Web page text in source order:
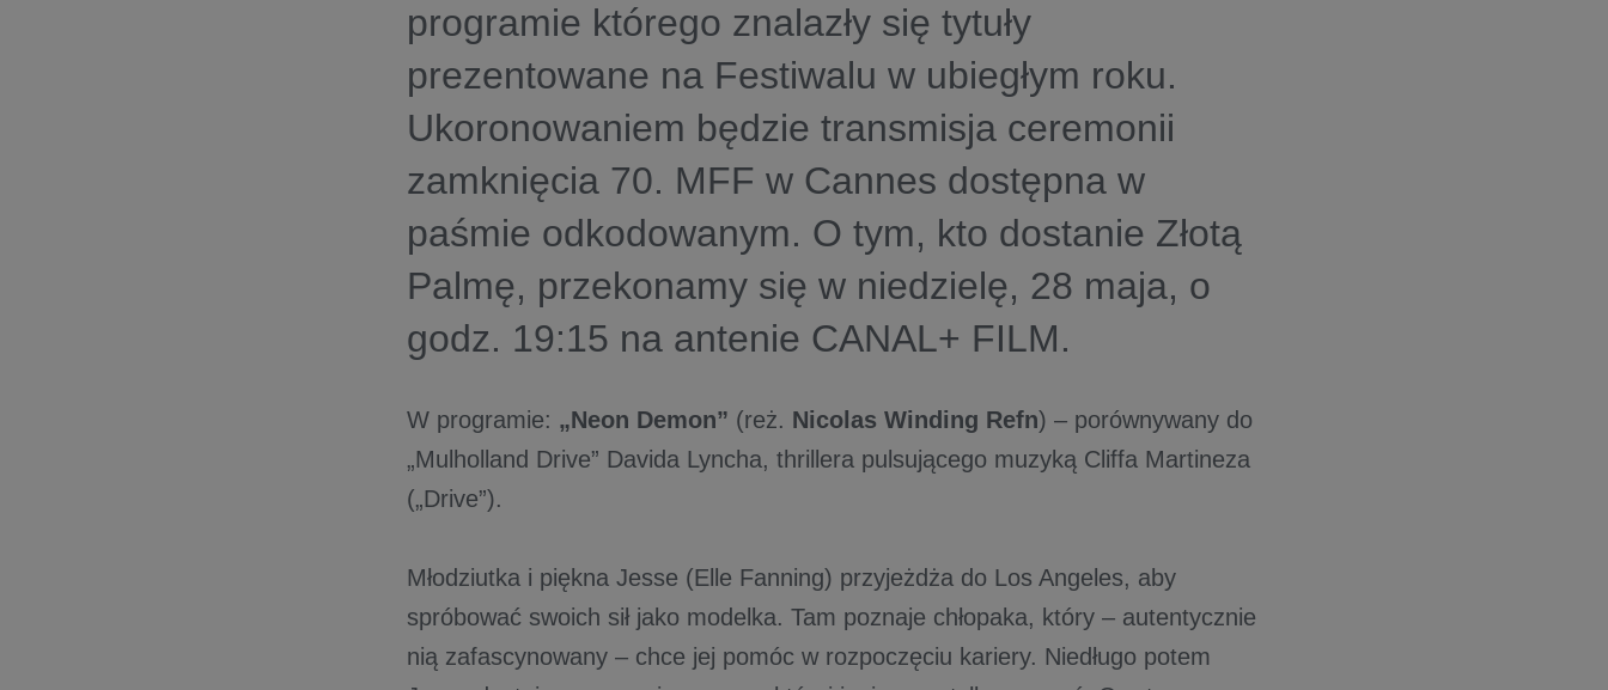
programie którego znalazły się tytuły
prezentowane na Festiwalu w ubiegłym roku.
Ukoronowaniem będzie transmisja ceremonii
zamknięcia 70. MFF w Cannes dostępna w
paśmie odkodowanym. O tym, kto dostanie Złotą
Palmę, przekonamy się w niedzielę, 28 maja, o
godz. 19:15 na antenie CANAL+ FILM.
W programie: „Neon Demon” (reż. Nicolas Winding Refn) – porównywany do
„Mulholland Drive” Davida Lyncha, thrillera pulsującego muzyką Cliffa Martineza
(„Drive”).
Młodziutka i piękna Jesse (Elle Fanning) przyjeżdża do Los Angeles, aby
spróbować swoich sił jako modelka. Tam poznaje chłopaka, który – autentycznie
nią zafascynowany – chce jej pomóc w rozpoczęciu kariery. Niedługo potem